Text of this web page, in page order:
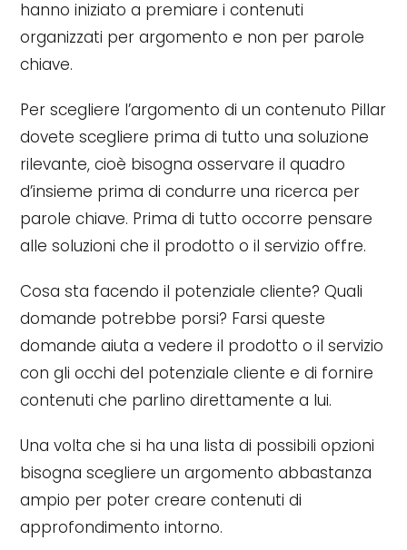
hanno iniziato a premiare i contenuti
organizzati per argomento e non per parole
chiave.
Per scegliere l’argomento di un contenuto Pillar
dovete scegliere prima di tutto una soluzione
rilevante, cioè bisogna osservare il quadro
d’insieme prima di condurre una ricerca per
parole chiave. Prima di tutto occorre pensare
alle soluzioni che il prodotto o il servizio offre.
Cosa sta facendo il potenziale cliente? Quali
domande potrebbe porsi? Farsi queste
domande aiuta a vedere il prodotto o il servizio
con gli occhi del potenziale cliente e di fornire
contenuti che parlino direttamente a lui.
Una volta che si ha una lista di possibili opzioni
bisogna scegliere un argomento abbastanza
ampio per poter creare contenuti di
approfondimento intorno.